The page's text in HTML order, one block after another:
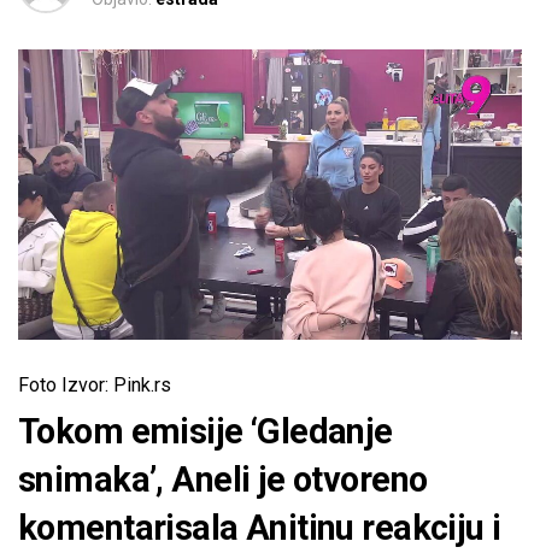
Foto Izvor: Pink.rs
Tokom emisije ‘Gledanje
snimaka’, Aneli je otvoreno
komentarisala Anitinu reakciju i